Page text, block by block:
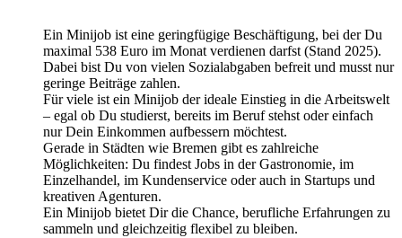
Ein Minijob ist eine geringfügige Beschäftigung, bei der Du
maximal 538 Euro im Monat verdienen darfst (Stand 2025).
Dabei bist Du von vielen Sozialabgaben befreit und musst nur
geringe Beiträge zahlen.
Für viele ist ein Minijob der ideale Einstieg in die Arbeitswelt
– egal ob Du studierst, bereits im Beruf stehst oder einfach
nur Dein Einkommen aufbessern möchtest.
Gerade in Städten wie Bremen gibt es zahlreiche
Möglichkeiten: Du findest Jobs in der Gastronomie, im
Einzelhandel, im Kundenservice oder auch in Startups und
kreativen Agenturen.
Ein Minijob bietet Dir die Chance, berufliche Erfahrungen zu
sammeln und gleichzeitig flexibel zu bleiben.